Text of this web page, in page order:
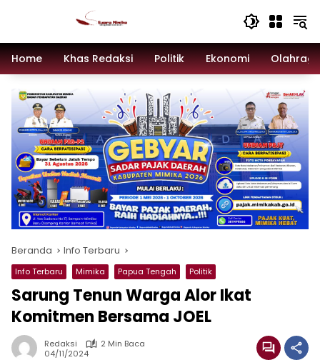
Home
Khas Redaksi Politik Ekonomi
Beranda Info Terbaru
Info Terbaru Mimika Papua Tengah Politik
Sarung Tenun Warga Alor Ikat
Komitmen Bersama JOEL
Redaksi
2 Min Baca
04/11/2024